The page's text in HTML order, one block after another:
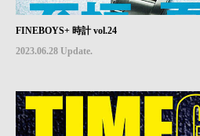
FINEBOYS+ 時計 vol.24
2023.06.28 Update.